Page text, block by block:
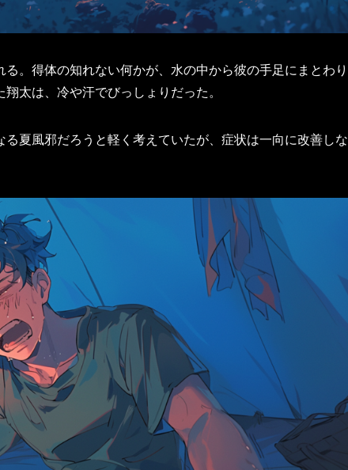
。得体の知れない何かが、水の中から彼の手足にまとわり
太は、冷や汗でびっしょりだった。
夏風邪だろうと軽く考えていたが、症状は一向に改善しな